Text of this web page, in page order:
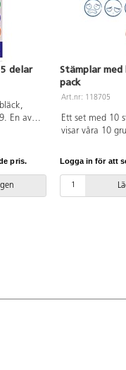
delar
En av
pris.
Stämplar
pack
Art.nr: 118705
Ett set med 10
visar våra 10
beundran,
Dessa hjälper
uttrycka sina
Logga in för att